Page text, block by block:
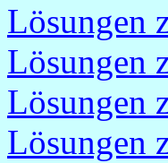
Lösungen
Lösungen
Lösungen
Lösungen